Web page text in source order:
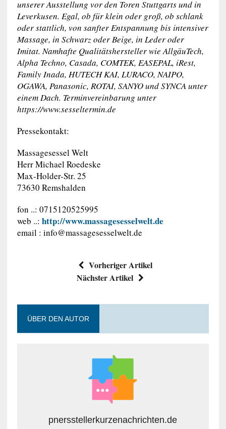
unserer Ausstellung vor den Toren Stuttgarts und in
Leverkusen. Egal, ob für klein oder groß, ob schlank
oder stattlich, von sanfter Entspannung bis intensiver
Massage, in Schwarz oder Beige, in Leder oder
Imitat. Namhafte Qualitätshersteller wie AllgäuTech,
Alpha Techno, Casada, COMTEK, EASEPAL, iRest,
Family Inada, HUTECH KAI, LURACO, NAIPO,
OGAWA, Panasonic, ROTAI, SANYO und SYNCA unter
einem Dach. Terminvereinbarung unter
https://www.sesseltermin.de
Pressekontakt:
Massagesessel Welt
Herr Michael Roedeske
Max-Holder-Str. 25
73630 Remshalden
fon ..: 0715120525995
web ..: http://www.massagesesselwelt.de
email : info@massagesesselwelt.de
Vorheriger Artikel
Nächster Artikel
ÜBER DEN AUTOR
pnersstellerkurzenachrichten.de